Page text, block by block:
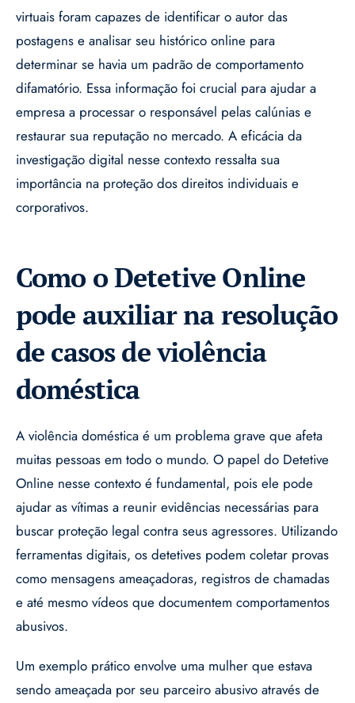
virtuais foram capazes de identificar o autor das
postagens e analisar seu histórico online para
determinar se havia um padrão de comportamento
difamatório. Essa informação foi crucial para ajudar a
empresa a processar o responsável pelas calúnias e
restaurar sua reputação no mercado. A eficácia da
investigação digital nesse contexto ressalta sua
importância na proteção dos direitos individuais e
corporativos.
Como o Detetive Online
pode auxiliar na resolução
de casos de violência
doméstica
A violência doméstica é um problema grave que afeta
muitas pessoas em todo o mundo. O papel do Detetive
Online nesse contexto é fundamental, pois ele pode
ajudar as vítimas a reunir evidências necessárias para
buscar proteção legal contra seus agressores. Utilizando
ferramentas digitais, os detetives podem coletar provas
como mensagens ameaçadoras, registros de chamadas
e até mesmo vídeos que documentem comportamentos
abusivos.
Um exemplo prático envolve uma mulher que estava
sendo ameaçada por seu parceiro abusivo através de